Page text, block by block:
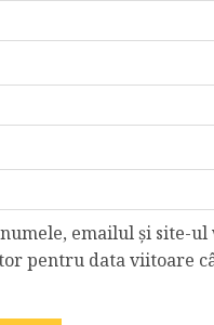
emailul și site-ul
pentru data viitoare